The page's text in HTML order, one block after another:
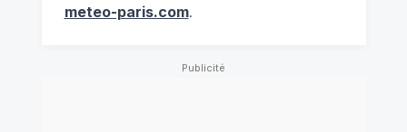
meteo-paris.com.